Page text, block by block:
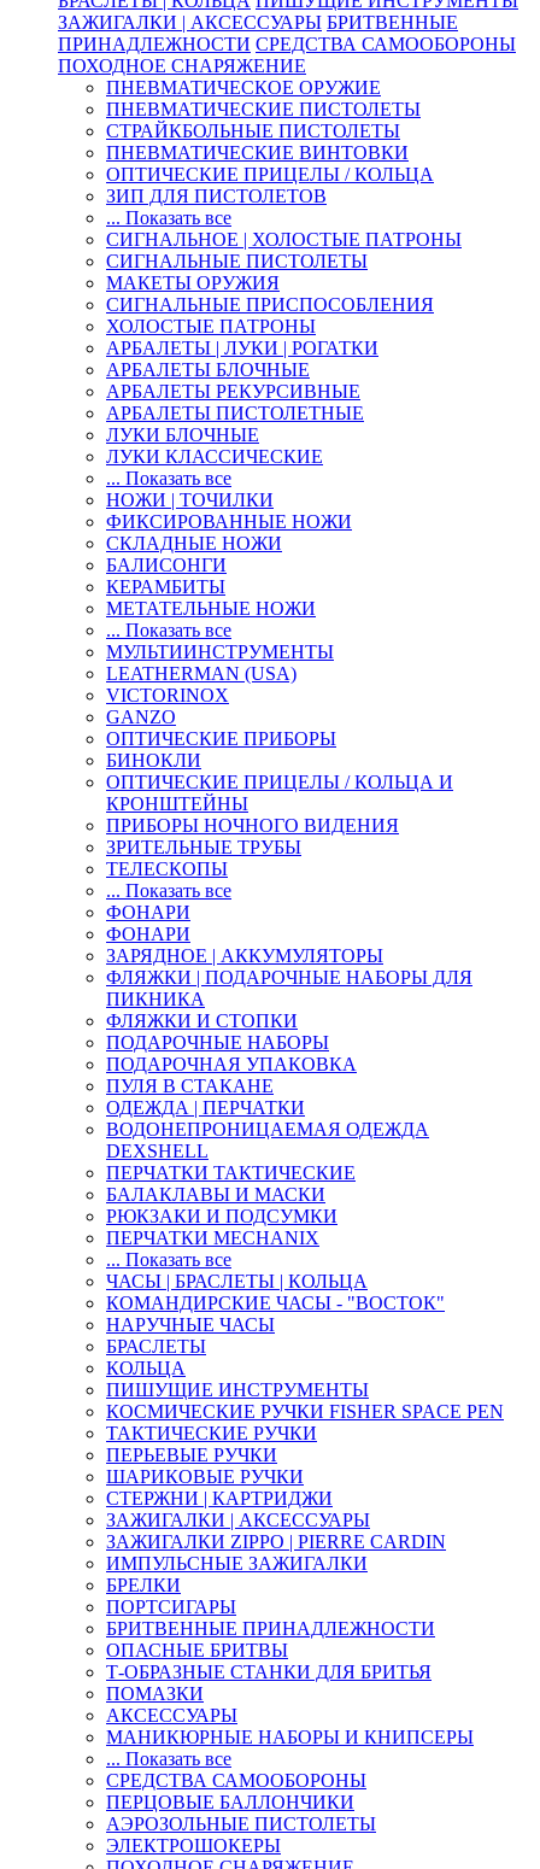
ЗАЖИГАЛКИ | АКСЕССУАРЫ БРИТВЕННЫЕ
ПРИНАДЛЕЖНОСТИ СРЕДСТВА САМООБОРОНЫ
ПОХОДНОЕ СНАРЯЖЕНИЕ
ПНЕВМАТИЧЕСКОЕ ОРУЖИЕ
ПНЕВМАТИЧЕСКИЕ ПИСТОЛЕТЫ
СТРАЙКБОЛЬНЫЕ ПИСТОЛЕТЫ
ПНЕВМАТИЧЕСКИЕ ВИНТОВКИ
ОПТИЧЕСКИЕ ПРИЦЕЛЫ / КОЛЬЦА
ЗИП ДЛЯ ПИСТОЛЕТОВ
... Показать все
СИГНАЛЬНОЕ | ХОЛОСТЫЕ ПАТРОНЫ
СИГНАЛЬНЫЕ ПИСТОЛЕТЫ
МАКЕТЫ ОРУЖИЯ
СИГНАЛЬНЫЕ ПРИСПОСОБЛЕНИЯ
ХОЛОСТЫЕ ПАТРОНЫ
АРБАЛЕТЫ | ЛУКИ | РОГАТКИ
АРБАЛЕТЫ БЛОЧНЫЕ
АРБАЛЕТЫ РЕКУРСИВНЫЕ
АРБАЛЕТЫ ПИСТОЛЕТНЫЕ
ЛУКИ БЛОЧНЫЕ
ЛУКИ КЛАССИЧЕСКИЕ
... Показать все
НОЖИ | ТОЧИЛКИ
ФИКСИРОВАННЫЕ НОЖИ
СКЛАДНЫЕ НОЖИ
БАЛИСОНГИ
КЕРАМБИТЫ
МЕТАТЕЛЬНЫЕ НОЖИ
... Показать все
МУЛЬТИИНСТРУМЕНТЫ
LEATHERMAN (USA)
VICTORINOX
GANZO
ОПТИЧЕСКИЕ ПРИБОРЫ
БИНОКЛИ
ОПТИЧЕСКИЕ ПРИЦЕЛЫ / КОЛЬЦА И
КРОНШТЕЙНЫ
ПРИБОРЫ НОЧНОГО ВИДЕНИЯ
ЗРИТЕЛЬНЫЕ ТРУБЫ
ТЕЛЕСКОПЫ
... Показать все
ФОНАРИ
ФОНАРИ
ЗАРЯДНОЕ | АККУМУЛЯТОРЫ
ФЛЯЖКИ | ПОДАРОЧНЫЕ НАБОРЫ ДЛЯ
ПИКНИКА
ФЛЯЖКИ И СТОПКИ
ПОДАРОЧНЫЕ НАБОРЫ
ПОДАРОЧНАЯ УПАКОВКА
ПУЛЯ В СТАКАНЕ
ОДЕЖДА | ПЕРЧАТКИ
ВОДОНЕПРОНИЦАЕМАЯ ОДЕЖДА
DEXSHELL
ПЕРЧАТКИ ТАКТИЧЕСКИЕ
БАЛАКЛАВЫ И МАСКИ
РЮКЗАКИ И ПОДСУМКИ
ПЕРЧАТКИ MECHANIX
... Показать все
ЧАСЫ | БРАСЛЕТЫ | КОЛЬЦА
КОМАНДИРСКИЕ ЧАСЫ - "ВОСТОК"
НАРУЧНЫЕ ЧАСЫ
БРАСЛЕТЫ
КОЛЬЦА
ПИШУЩИЕ ИНСТРУМЕНТЫ
КОСМИЧЕСКИЕ РУЧКИ FISHER SPACE PEN
ТАКТИЧЕСКИЕ РУЧКИ
ПЕРЬЕВЫЕ РУЧКИ
ШАРИКОВЫЕ РУЧКИ
СТЕРЖНИ | КАРТРИДЖИ
ЗАЖИГАЛКИ | АКСЕССУАРЫ
ЗАЖИГАЛКИ ZIPPO | PIERRE CARDIN
ИМПУЛЬСНЫЕ ЗАЖИГАЛКИ
БРЕЛКИ
ПОРТСИГАРЫ
БРИТВЕННЫЕ ПРИНАДЛЕЖНОСТИ
ОПАСНЫЕ БРИТВЫ
Т-ОБРАЗНЫЕ СТАНКИ ДЛЯ БРИТЬЯ
ПОМАЗКИ
АКСЕССУАРЫ
МАНИКЮРНЫЕ НАБОРЫ И КНИПСЕРЫ
... Показать все
СРЕДСТВА САМООБОРОНЫ
ПЕРЦОВЫЕ БАЛЛОНЧИКИ
АЭРОЗОЛЬНЫЕ ПИСТОЛЕТЫ
ЭЛЕКТРОШОКЕРЫ